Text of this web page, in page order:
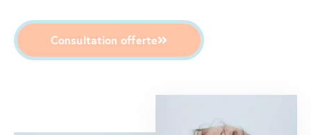
Consultation offerte